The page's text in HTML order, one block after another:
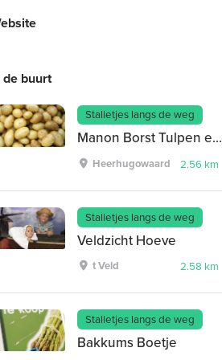
de buurt
Stalletjes langs de weg
Manon Borst Tulpen en Aardappels
Heerhugowaard 2.56 km
Stalletjes langs de weg
Veldzicht Hoeve
t Veld 2.58 km
Stalletjes langs de weg
Bakkums Boetje